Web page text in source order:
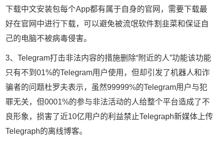
下载中文安装包每个App都有属于自身的官网，需要下载最
好在官网中进行下载，可以避免被流氓软件割韭菜和保证自
己的电脑不被病毒侵害。
3、Telegram打击非法内容的措施删除“附近的人”功能该功能
只有不到01%的Telegram用户使用，但却引发了机器人和诈
骗者的问题杜罗夫表示，虽然99999%的Telegram用户与犯
罪无关，但0001%的参与非法活动的人给整个平台造成了不
良形象，损害了近10亿用户的利益禁止Telegraph新媒体上传
Telegraph的离线博客。